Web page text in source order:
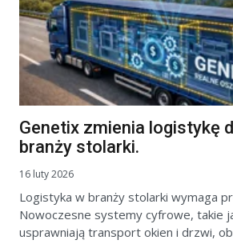
Genetix zmienia logistykę
branży stolarki.
16 luty 2026
Logistyka w branży stolarki wymaga
Nowoczesne systemy cyfrowe, takie
usprawniają transport okien i drzwi,